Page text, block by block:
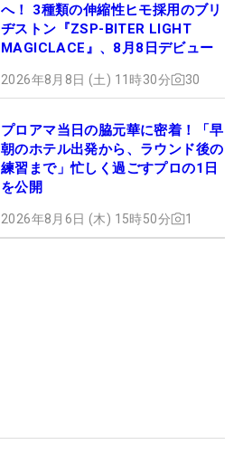
へ！ 3種類の伸縮性ヒモ採用のブリ
ヂストン『ZSP-BITER LIGHT
MAGICLACE』、8月8日デビュー
2026年8月8日 (土) 11時30分 30
プロアマ当日の脇元華に密着！「早
朝のホテル出発から、ラウンド後の
練習まで」忙しく過ごすプロの1日
を公開
2026年8月6日 (木) 15時50分 1